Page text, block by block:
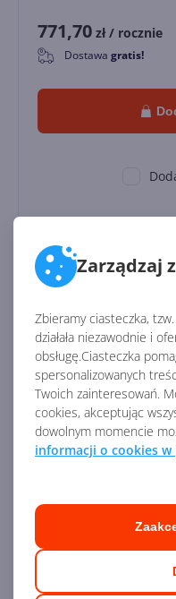
Zarządzaj
Zbieramy ciasteczka,
działała niezawodnie i
obsługę.Ciasteczka
spersonalizowanych
Twoich zainteresowań.
cookies, akceptując
dowolnym momencie
informacji o cookies
771,70 zł / rocznie
0 Dostawa gratis!
Microsoft
Plan (country